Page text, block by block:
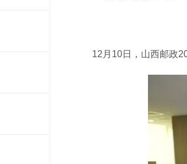
12月10日，山西邮政